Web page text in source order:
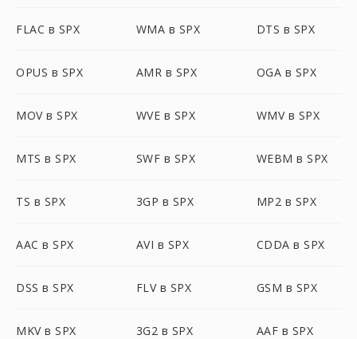
FLAC в SPX WMA в SPX DTS в SPX
OPUS в SPX AMR в SPX OGA в SPX
MOV в SPX WVE в SPX WMV в SPX
MTS в SPX SWF в SPX WEBM в SPX
TS в SPX 3GP в SPX MP2 в SPX
AAC в SPX AVI в SPX CDDA в SPX
DSS в SPX FLV в SPX GSM в SPX
MKV в SPX 3G2 в SPX AAF в SPX